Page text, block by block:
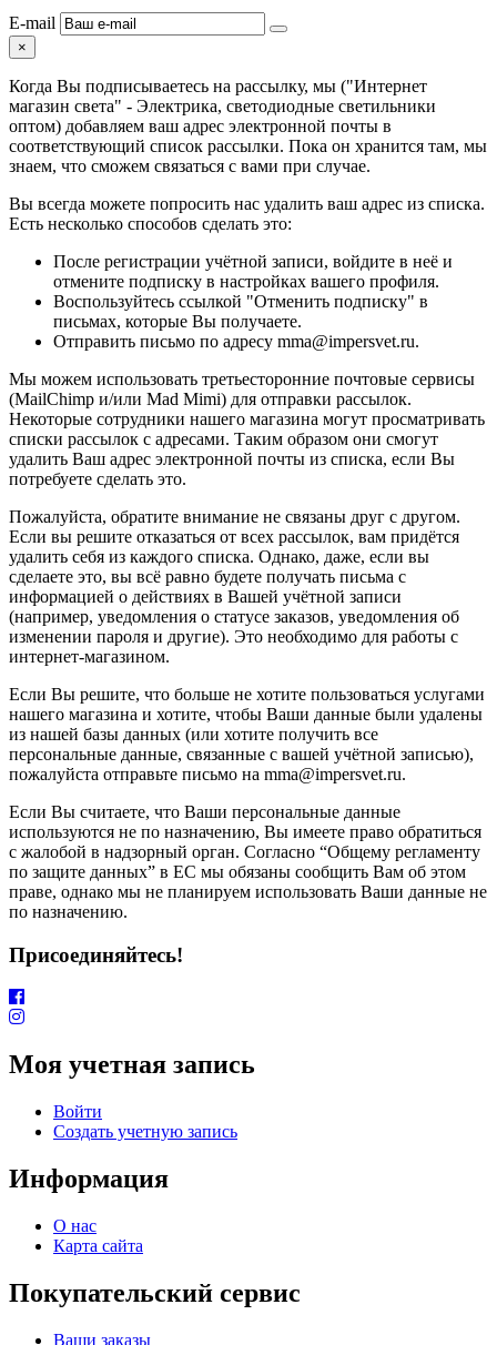
E-mail
×
Когда Вы подписываетесь на рассылку, мы ("Интернет
магазин света" - Электрика, светодиодные светильники
оптом) добавляем ваш адрес электронной почты в
соответствующий список рассылки. Пока он хранится там, мы
знаем, что сможем связаться с вами при случае.
Вы всегда можете попросить нас удалить ваш адрес из списка.
Есть несколько способов сделать это:
После регистрации учётной записи, войдите в неё и
отмените подписку в настройках вашего профиля.
Воспользуйтесь ссылкой "Отменить подписку" в
письмах, которые Вы получаете.
Отправить письмо по адресу mma@impersvet.ru.
Мы можем использовать третьесторонние почтовые сервисы
(MailChimp и/или Mad Mimi) для отправки рассылок.
Некоторые сотрудники нашего магазина могут просматривать
списки рассылок с адресами. Таким образом они смогут
удалить Ваш адрес электронной почты из списка, если Вы
потребуете сделать это.
Пожалуйста, обратите внимание не связаны друг с другом.
Если вы решите отказаться от всех рассылок, вам придётся
удалить себя из каждого списка. Однако, даже, если вы
сделаете это, вы всё равно будете получать письма с
информацией о действиях в Вашей учётной записи
(например, уведомления о статусе заказов, уведомления об
изменении пароля и другие). Это необходимо для работы с
интернет-магазином.
Если Вы решите, что больше не хотите пользоваться услугами
нашего магазина и хотите, чтобы Ваши данные были удалены
из нашей базы данных (или хотите получить все
персональные данные, связанные с вашей учётной записью),
пожалуйста отправьте письмо на mma@impersvet.ru.
Если Вы считаете, что Ваши персональные данные
используются не по назначению, Вы имеете право обратиться
с жалобой в надзорный орган. Согласно “Общему регламенту
по защите данных” в ЕС мы обязаны сообщить Вам об этом
праве, однако мы не планируем использовать Ваши данные не
по назначению.
Присоединяйтесь!
Моя учетная запись
Войти
Создать учетную запись
Информация
О нас
Карта сайта
Покупательский сервис
Ваши заказы